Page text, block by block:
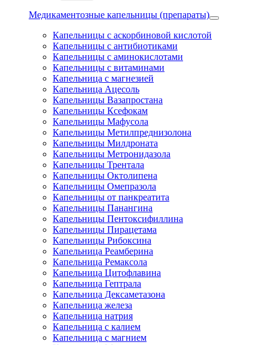
Медикаментозные капельницы (препараты)
Капельницы с аскорбиновой кислотой
Капельницы с антибиотиками
Капельницы с аминокислотами
Капельницы с витаминами
Капельница с магнезией
Капельница Ацесоль
Капельницы Вазапростана
Капельницы Ксефокам
Капельницы Мафусола
Капельницы Метилпреднизолона
Капельницы Милдроната
Капельницы Метронидазола
Капельницы Трентала
Капельницы Октолипена
Капельницы Омепразола
Капельницы от панкреатита
Капельницы Панангина
Капельницы Пентоксифиллина
Капельницы Пирацетама
Капельницы Рибоксина
Капельница Реамберина
Капельница Ремаксола
Капельница Цитофлавина
Капельница Гептрала
Капельница Дексаметазона
Капельница железа
Капельница натрия
Капельница с калием
Капельница с магнием